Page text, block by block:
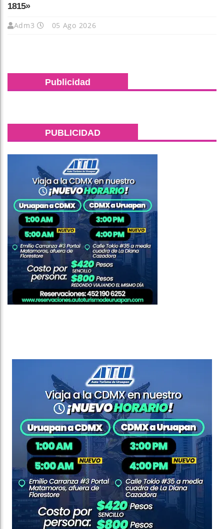
1815»
Adm3 05 Ago 2026
Publicidad
PUBLICIDAD